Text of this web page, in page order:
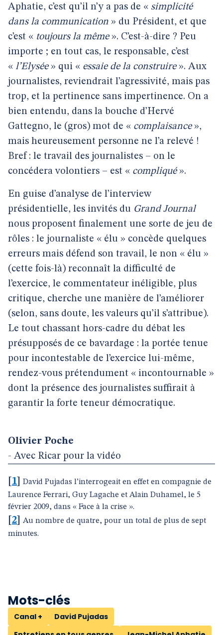
Aphatie, c’est qu’il n’y a pas de « simplicité
dans la communication » du Président, et que
c’est « toujours la même». C’est-à-dire ? Peu
importe ; en tout cas, le responsable, c’est
« l’Elysée» qui « essaie de la construire». Aux
journalistes, reviendrait l’agressivité, mais pas
trop, et la pertinence sans impertinence. On a
bien entendu, dans la bouche d’Hervé
Gattegno, le (gros) mot de « complaisance»,
mais heureusement personne ne l’a relevé !
Bref : le travail des journalistes – on le
concédera volontiers – est « compliqué».
En guise d’analyse de l’interview
présidentielle, les invités du Grand Journal
nous proposent finalement une sorte de jeu de
rôles : le journaliste « élu » concède quelques
erreurs mais défend son travail, le non « élu »
(cette fois-là) reconnaît la difficulté de
l’exercice, le commentateur inéligible, plus
critique, cherche une manière de l’améliorer
(selon, sans doute, les valeurs qu’il s’attribue).
Le tout chassant hors-cadre du débat les
présupposés de ce bavardage : la portée tenue
pour incontestable de l’exercice lui-même,
rendez-vous prétendument « incontournable »
dont la présence des journalistes suffirait à
garantir la forte teneur démocratique.
Olivier Poche
- Avec Ricar pour la vidéo
1
David Pujadas l’interrogeait en effet en compagnie de
Laurence Ferrari, Guy Lagache et Alain Duhamel, le 5
février 2009, dans « Face à la crise ».
2
Au nombre de quatre, pour un total de plus de sept
minutes.
Mots-clés
Canal +
David Pujadas